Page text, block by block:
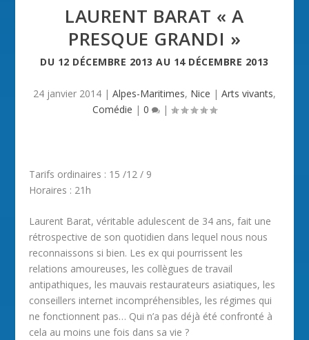
LAURENT BARAT « A
PRESQUE GRANDI »
DU 12 DÉCEMBRE 2013 AU 14 DÉCEMBRE 2013
24 janvier 2014 | Alpes-Maritimes, Nice | Arts vivants,
Comédie | 0 |
Tarifs ordinaires : 15 /12 / 9
Horaires : 21h
Laurent Barat, véritable adulescent de 34 ans, fait une
rétrospective de son quotidien dans lequel nous nous
reconnaissons si bien. Les ex qui pourrissent les
relations amoureuses, les collègues de travail
antipathiques, les mauvais restaurateurs asiatiques, les
conseillers internet incompréhensibles, les régimes qui
ne fonctionnent pas… Qui n’a pas déjà été confronté à
cela au moins une fois dans sa vie ?